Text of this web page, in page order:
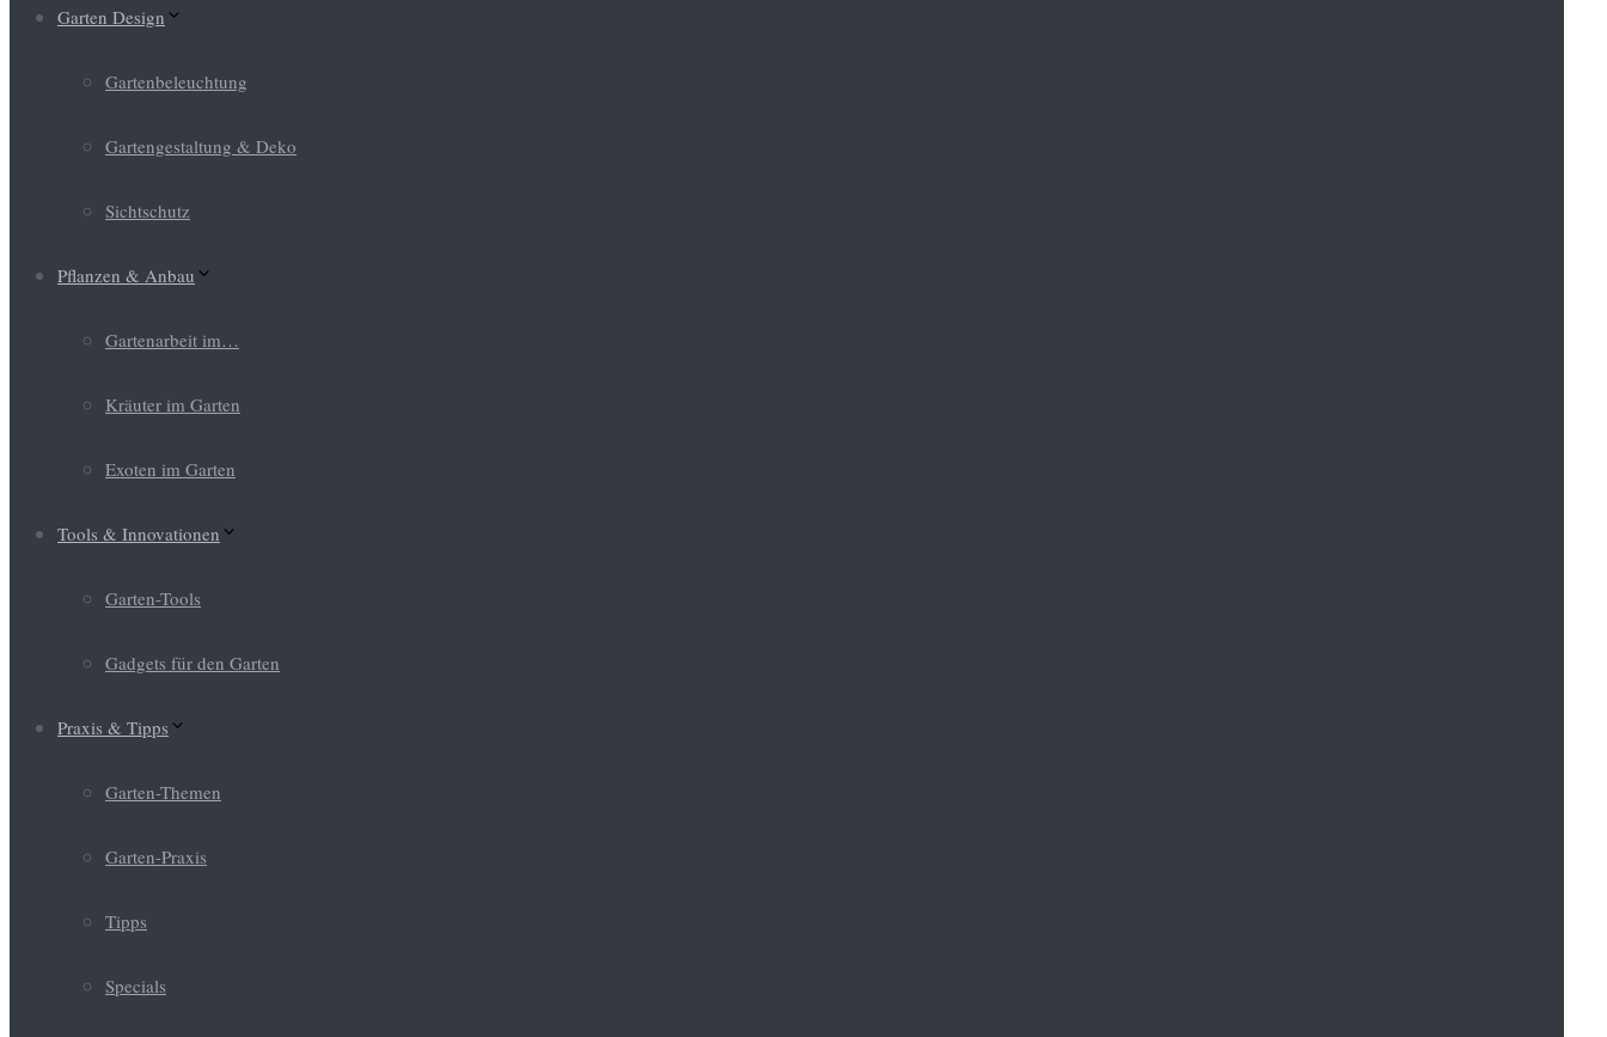
Garten Design
Gartenbeleuchtung
Gartengestaltung & Deko
Sichtschutz
Pflanzen & Anbau
Gartenarbeit im…
Kräuter im Garten
Exoten im Garten
Tools & Innovationen
Garten-Tools
Gadgets für den Garten
Praxis & Tipps
Garten-Themen
Garten-Praxis
Tipps
Specials